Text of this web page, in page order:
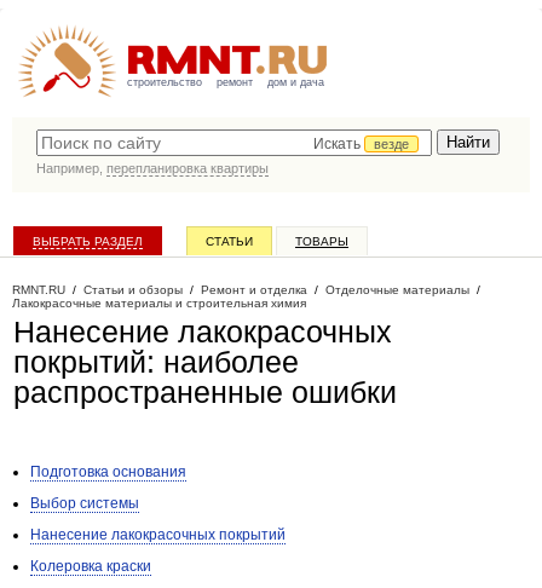
строительство ремонт дом и дача
Искать
везде
Например, перепланировка квартиры
ВЫБРАТЬ РАЗДЕЛ СТАТЬИ ТОВАРЫ
RMNT.RU / Статьи и обзоры / Ремонт и отделка / Отделочные материалы /
Лакокрасочные материалы и строительная химия
Нанесение лакокрасочных
покрытий: наиболее
распространенные ошибки
Подготовка основания
Выбор системы
Нанесение лакокрасочных покрытий
Колеровка краски